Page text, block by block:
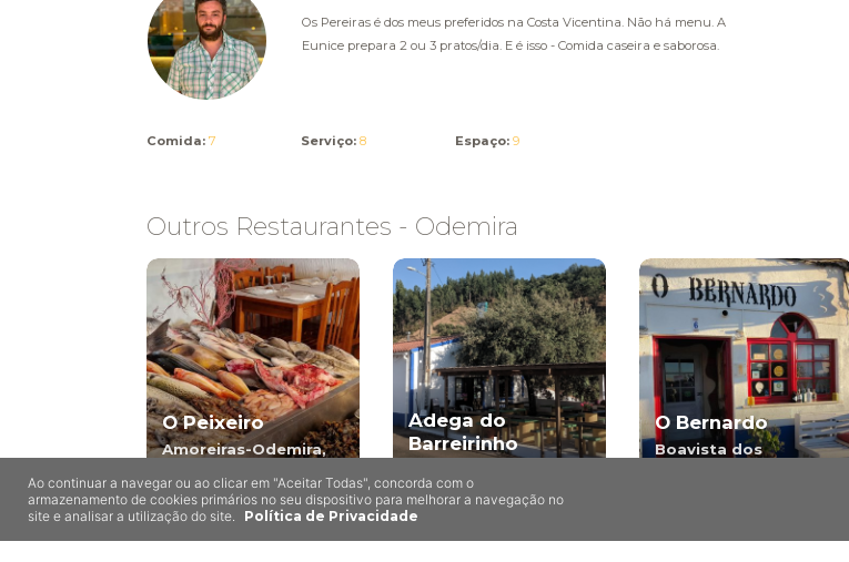
Os Pereiras é dos meus preferidos na Costa Vicentina. Não há menu. A
Eunice prepara 2 ou 3 pratos/dia. E é isso - Comida caseira e saborosa.
Comida: 7 Serviço: 8 Espaço: 9
Outros Restaurantes - Odemira
O Peixeiro
Amoreiras-Odemira,
Adega do
Barreirinho
O Bernardo
Boavista dos
Ao continuar a navegar ou ao clicar em "Aceitar Todas", concorda com o
armazenamento de cookies primários no seu dispositivo para melhorar a navegação no
site e analisar a utilização do site.
Política de Privacidade